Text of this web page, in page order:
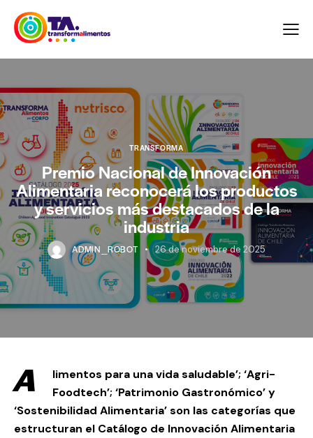
TRANSFORMA
Premio Nacional de Innovación
Alimentaria reconocerá los productos
y servicios más destacados de la
industria
ADMIN_ROBOT 26 de noviembre de 2025
A
limentos para una vida saludable’; ‘Agri-
Foodtech’; ‘Patrimonio Gastronómico’ y
‘Sostenibilidad Alimentaria’ son las categorías que
estructuran el Catálogo de Innovación Alimentaria